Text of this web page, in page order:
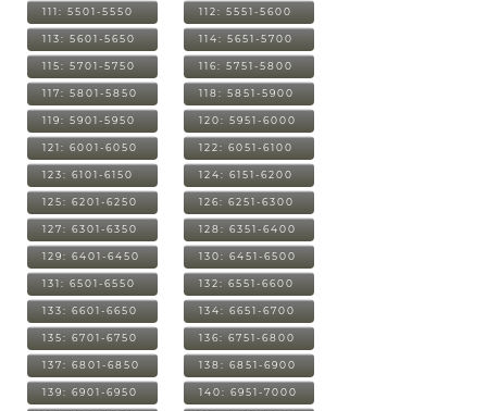
111: 5501-5550 112: 5551-5600
113: 5601-5650 114: 5651-5700
115: 5701-5750 116: 5751-5800
117: 5801-5850 118: 5851-5900
119: 5901-5950 120: 5951-6000
121: 6001-6050 122: 6051-6100
123: 6101-6150 124: 6151-6200
125: 6201-6250 126: 6251-6300
127: 6301-6350 128: 6351-6400
129: 6401-6450 130: 6451-6500
131: 6501-6550 132: 6551-6600
133: 6601-6650 134: 6651-6700
135: 6701-6750 136: 6751-6800
137: 6801-6850 138: 6851-6900
139: 6901-6950 140: 6951-7000